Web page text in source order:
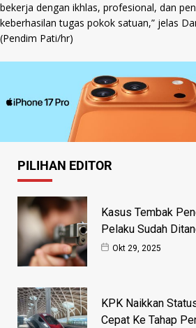
bekerja dengan ikhlas, profesional, dan
keberhasilan tugas pokok satuan,” jelas
(Pendim Pati/hr)
PILIHAN EDITOR
Kasus Tembak
Pelaku Sudah
Okt 29, 2025
KPK Naikkan
Cepat Ke Tahap